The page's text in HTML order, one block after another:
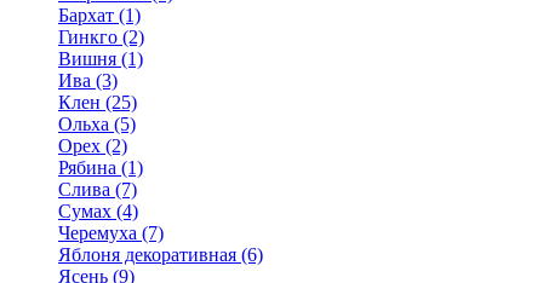
Бархат (1)
Гинкго (2)
Вишня (1)
Ива (3)
Клен (25)
Ольха (5)
Орех (2)
Рябина (1)
Слива (7)
Сумах (4)
Черемуха (7)
Яблоня декоративная (6)
Ясень (9)